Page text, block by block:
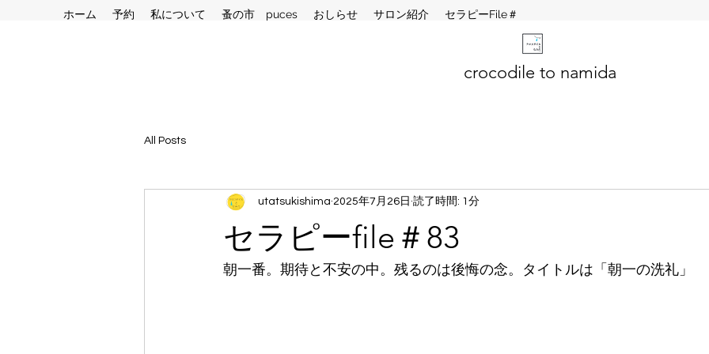
ホーム 予約 私について 蚤の市 puces おしらせ サロン紹介 セラピーFile＃
crocodile to namida
All Posts
セラピーfile＃83
utatsukishima 2025年7月26日 読了時間: 1分
朝一番。期待と不安の中。残るのは後悔の念。タイトルは「朝一の洗礼」